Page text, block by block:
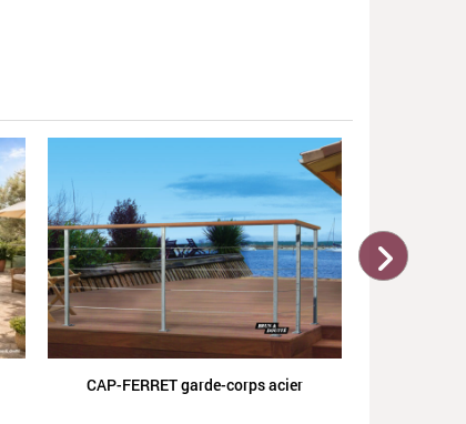
CAP-FERRET garde-corps acier